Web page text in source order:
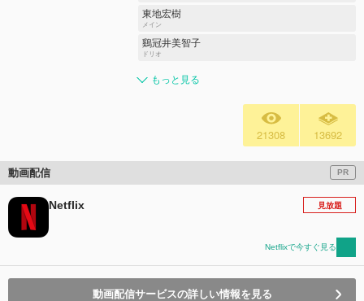
東地宏樹
メイン
鷄冠井美智子
ドリオ
もっと見る
21308 13692
動画配信 PR
Netflix 見放題
Netflixで今すぐ見る
動画配信サービスの詳しい情報を見る